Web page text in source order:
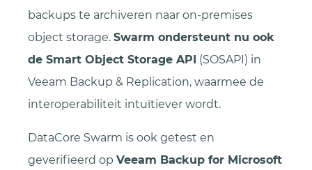
backups te archiveren naar on-premises
object storage. Swarm ondersteunt nu ook
de Smart Object Storage API (SOSAPI) in
Veeam Backup & Replication, waarmee de
interoperabiliteit intuïtiever wordt.
DataCore Swarm is ook getest en
geverifieerd op Veeam Backup for Microsoft